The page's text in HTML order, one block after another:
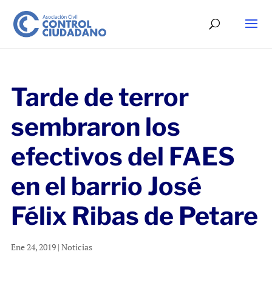
Tarde de terror
sembraron los
efectivos del FAES
en el barrio José
Félix Ribas de Petare
Ene 24, 2019| Noticias